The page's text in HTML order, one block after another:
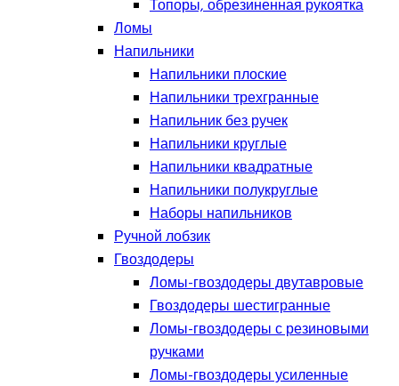
Топоры, обрезиненная рукоятка
Ломы
Напильники
Напильники плоские
Напильники трехгранные
Напильник без ручек
Напильники круглые
Напильники квадратные
Напильники полукруглые
Наборы напильников
Ручной лобзик
Гвоздодеры
Ломы-гвоздодеры двутавровые
Гвоздодеры шестигранные
Ломы-гвоздодеры с резиновыми
ручками
Ломы-гвоздодеры усиленные